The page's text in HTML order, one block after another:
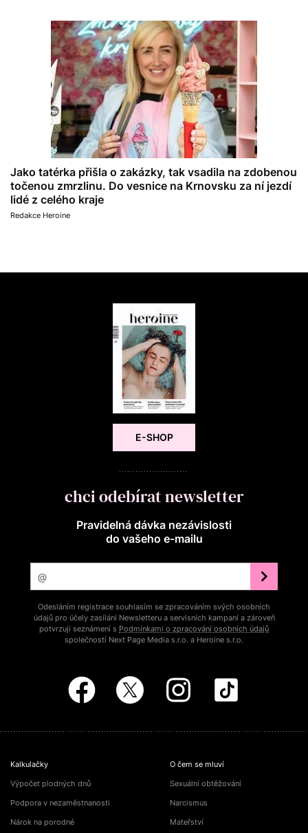
Jako tatérka přišla o zakázky, tak vsadila na zdobenou
točenou zmrzlinu. Do vesnice na Krnovsku za ní jezdí
lidé z celého kraje
Redakce Heroine
E-SHOP
chci odebírat newsletter
Pravidelná dávka nezávislosti
do vašeho e‑mailu
Odesláním registrace souhlasím se zpracováním svých osobních
údajů pro účely zasílání Newsletteru a servisních kampaní a zároveň
potvrzuji seznámení s Podmínkami o zpracování osobních údajů
společností Next Page Media s.r.o. a Heroine s.r.o.
Kalkulačky
Výpočet plodných dnů
Podpora v nezaměstnanosti
Nárok na porodné
O čem se mluví
Sexuální obtěžování
Narcismus
Mateřství